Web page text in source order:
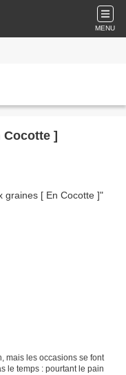
MENU
]
mais les occasions se font
le temps : pourtant le pain